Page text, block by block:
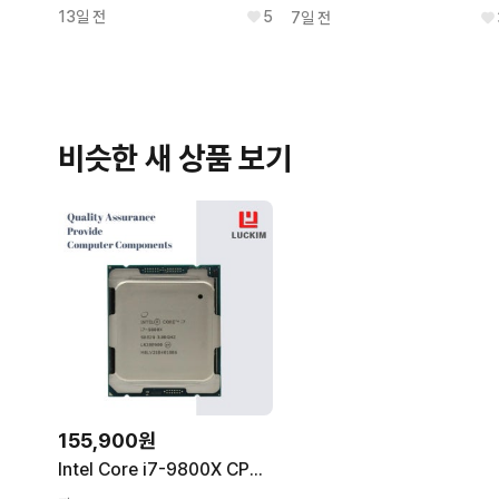
13일 전 5 7일 전
비슷한 새 상품 보기
155,900원
Intel Core i7-9800X CPU-소켓 LGA2066 8코어 16스레드 3.8GHz 11MB L3 캐시 165W intel i7-9800X